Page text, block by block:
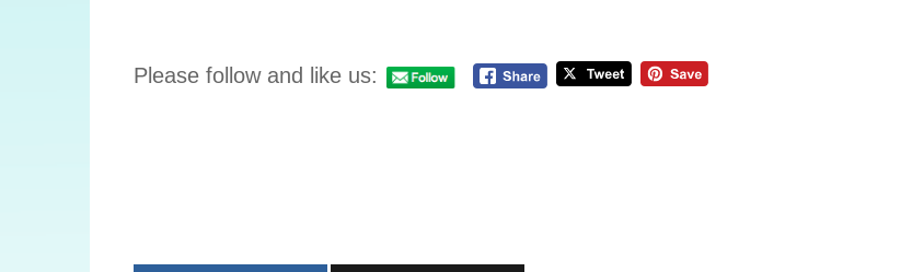
Please follow and like us: